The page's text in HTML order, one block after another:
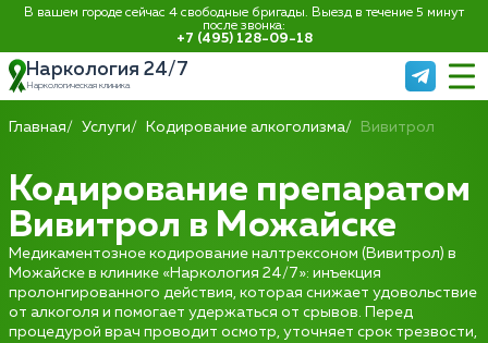
В вашем городе сейчас 4 свободные бригады. Выезд в течение 5 минут
после звонка:
+7 (495) 128-09-18
Наркология 24/7
Наркологическая клиника
Главная Услуги Кодирование алкоголизма Вивитрол
Кодирование препаратом
Вивитрол в Можайске
Медикаментозное кодирование налтрексоном (Вивитрол) в
Можайске в клинике «Наркология 24/7»: инъекция
пролонгированного действия, которая снижает удовольствие
от алкоголя и помогает удержаться от срывов. Перед
процедурой врач проводит осмотр, уточняет срок трезвости,